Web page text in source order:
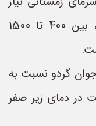
دارد. این دوره سرما بسته به نژاد، بین 400 تا 1500
گردو نسبت به
دمای زیر صفر